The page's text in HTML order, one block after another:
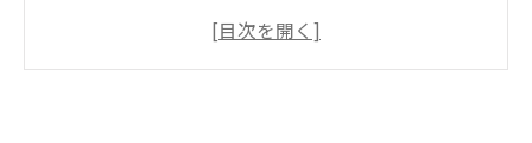
茨城の相場で比較！襖張替えにかかる費用の内